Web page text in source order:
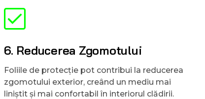
6. Reducerea Zgomotului
Foliile de protecție pot contribui la reducerea
zgomotului exterior, creând un mediu mai
liniștit și mai confortabil în interiorul clădirii.